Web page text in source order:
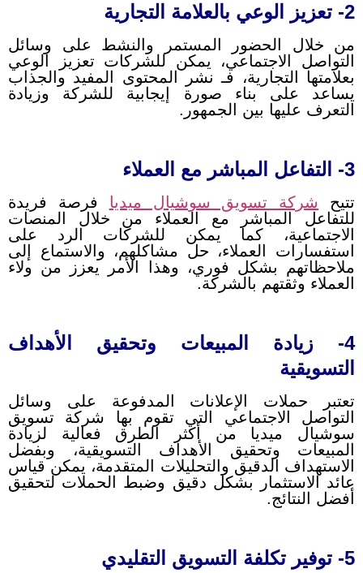
2- تعزيز الوعي بالعلامة التجارية
من خلال الحضور المستمر والنشط على وسائل
التواصل الاجتماعي، يمكن للشركات تعزيز الوعي
بعلامتها التجارية، فـ نشر المحتوى المفيد والجذاب
يساعد على بناء صورة إيجابية للشركة وزيادة
التعرف عليها بين الجمهور.
3- التفاعل المباشر مع العملاء
تتيح شركة تسويق سوشيال ميديا
فرصة فريدة
للتفاعل المباشر مع العملاء من خلال المنصات
الاجتماعية، كما يمكن للشركات الرد على
استفسارات العملاء، حل مشاكلهم، والاستماع إلى
ملاحظاتهم بشكل فوري، وهذا الأمر يعزز من ولاء
العملاء وثقتهم بالشركة.
4- زيادة المبيعات وتحقيق الأهداف
التسويقية
تعتبر حملات الإعلانات المدفوعة على وسائل
التواصل الاجتماعي التي تقوم بها شركة تسويق
سوشيال ميديا من أكثر الطرق فعالية لزيادة
المبيعات وتحقيق الأهداف التسويقية، وبفضل
الاستهداف الدقيق والتحليلات المتقدمة، يمكن قياس
عائد الاستثمار بشكل دقيق وضبط الحملات لتحقيق
أفضل النتائج.
5- توفير تكلفة التسويق التقليدي